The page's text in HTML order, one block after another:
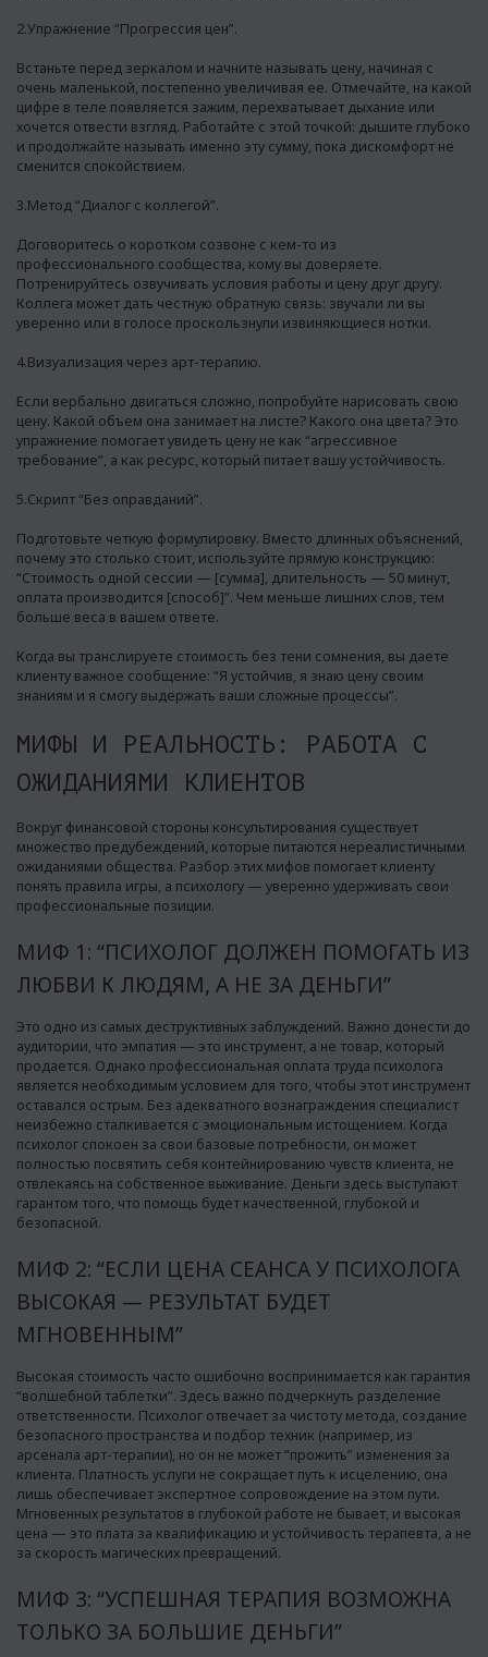
2.Упражнение “Прогрессия цен”.
Встаньте перед зеркалом и начните называть цену, начиная с
очень маленькой, постепенно увеличивая ее. Отмечайте, на какой
цифре в теле появляется зажим, перехватывает дыхание или
хочется отвести взгляд. Работайте с этой точкой: дышите глубоко
и продолжайте называть именно эту сумму, пока дискомфорт не
сменится спокойствием.
3.Метод “Диалог с коллегой”.
Договоритесь о коротком созвоне с кем-то из
профессионального сообщества, кому вы доверяете.
Потренируйтесь озвучивать условия работы и цену друг другу.
Коллега может дать честную обратную связь: звучали ли вы
уверенно или в голосе проскользнули извиняющиеся нотки.
4.Визуализация через арт-терапию.
Если вербально двигаться сложно, попробуйте нарисовать свою
цену. Какой объем она занимает на листе? Какого она цвета? Это
упражнение помогает увидеть цену не как “агрессивное
требование”, а как ресурс, который питает вашу устойчивость.
5.Скрипт “Без оправданий”.
Подготовьте четкую формулировку. Вместо длинных объяснений,
почему это столько стоит, используйте прямую конструкцию:
“Стоимость одной сессии — [сумма], длительность — 50 минут,
оплата производится [способ]”. Чем меньше лишних слов, тем
больше веса в вашем ответе.
Когда вы транслируете стоимость без тени сомнения, вы даете
клиенту важное сообщение: “Я устойчив, я знаю цену своим
знаниям и я смогу выдержать ваши сложные процессы”.
МИФЫ И РЕАЛЬНОСТЬ: РАБОТА С
ОЖИДАНИЯМИ КЛИЕНТОВ
Вокруг финансовой стороны консультирования существует
множество предубеждений, которые питаются нереалистичными
ожиданиями общества. Разбор этих мифов помогает клиенту
понять правила игры, а психологу — уверенно удерживать свои
профессиональные позиции.
МИФ 1: “ПСИХОЛОГ ДОЛЖЕН ПОМОГАТЬ ИЗ
ЛЮБВИ К ЛЮДЯМ, А НЕ ЗА ДЕНЬГИ”
Это одно из самых деструктивных заблуждений. Важно донести до
аудитории, что эмпатия — это инструмент, а не товар, который
продается. Однако профессиональная оплата труда психолога
является необходимым условием для того, чтобы этот инструмент
оставался острым. Без адекватного вознаграждения специалист
неизбежно сталкивается с эмоциональным истощением. Когда
психолог спокоен за свои базовые потребности, он может
полностью посвятить себя контейнированию чувств клиента, не
отвлекаясь на собственное выживание. Деньги здесь выступают
гарантом того, что помощь будет качественной, глубокой и
безопасной.
МИФ 2: “ЕСЛИ ЦЕНА СЕАНСА У ПСИХОЛОГА
ВЫСОКАЯ — РЕЗУЛЬТАТ БУДЕТ
МГНОВЕННЫМ”
Высокая стоимость часто ошибочно воспринимается как гарантия
“волшебной таблетки”. Здесь важно подчеркнуть разделение
ответственности. Психолог отвечает за чистоту метода, создание
безопасного пространства и подбор техник (например, из
арсенала арт-терапии), но он не может “прожить” изменения за
клиента. Платность услуги не сокращает путь к исцелению, она
лишь обеспечивает экспертное сопровождение на этом пути.
Мгновенных результатов в глубокой работе не бывает, и высокая
цена — это плата за квалификацию и устойчивость терапевта, а не
за скорость магических превращений.
МИФ 3: “УСПЕШНАЯ ТЕРАПИЯ ВОЗМОЖНА
ТОЛЬКО ЗА БОЛЬШИЕ ДЕНЬГИ”